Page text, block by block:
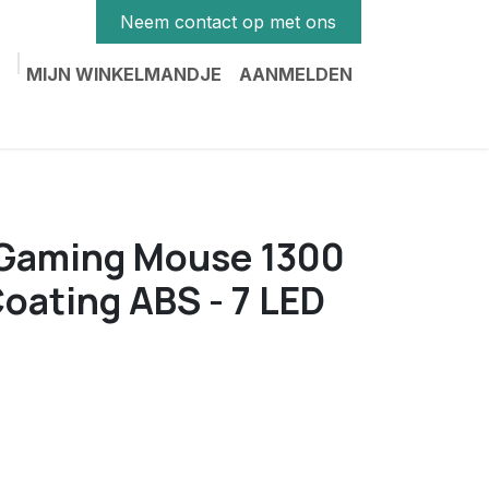
Neem contact op met ons
MIJN WINKELMANDJE
AANMELDEN
Mouse 1300
ABS - 7 LED